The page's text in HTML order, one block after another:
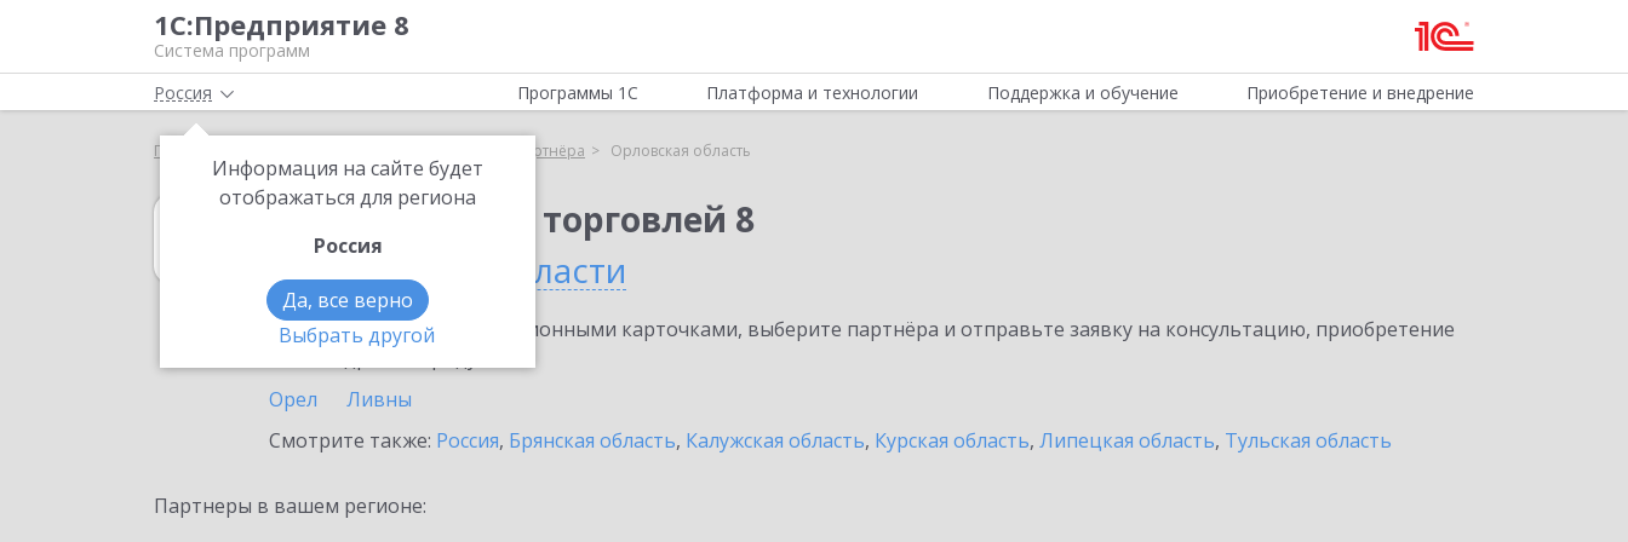
1С:Предприятие 8
Система программ
Россия
Информация на сайте будет
отображаться для региона
Россия
Да, все верно
Выбрать другой
Программы 1С Платформа и технологии Поддержка и обучение Приобретение и внедрение
Главная Выбор партнёра Орловская область
1С:Управление торговлей 8
в Орловской области
Ознакомьтесь с информационными карточками, выберите партнёра и отправьте заявку на консультацию, приобретение
Орел
Ливны
Смотрите также: Россия, Брянская область, Калужская область, Курская область, Липецкая область, Тульская область
Партнеры в вашем регионе: